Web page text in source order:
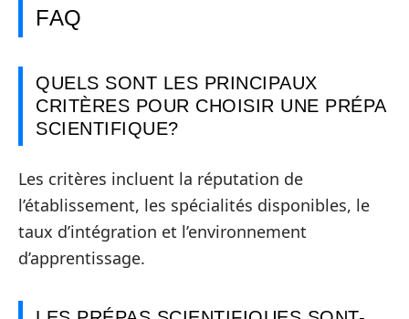
FAQ
QUELS SONT LES PRINCIPAUX
CRITÈRES POUR CHOISIR UNE PRÉPA
SCIENTIFIQUE?
Les critères incluent la réputation de
l’établissement, les spécialités disponibles, le
taux d’intégration et l’environnement
d’apprentissage.